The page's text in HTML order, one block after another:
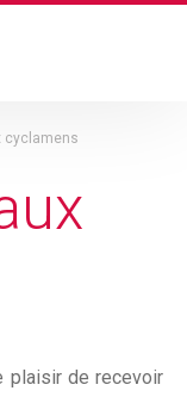
cyclamens
plaisir de recevoir